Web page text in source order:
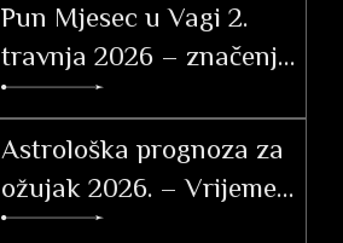
Pun Mjesec u Vagi 2.
travnja 2026 – značenje
po znakovima
Astrološka prognoza za
ožujak 2026. – Vrijeme
tranzicije, akcije i velikih